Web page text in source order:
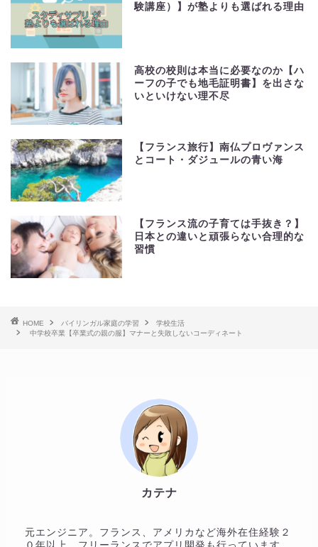
験講座）】が塾よりも選ばれる理由
高校の校則は本当に必要なのか【ハ
ーフの子でも地毛証明書】を出さな
いといけない理不尽
【フランス旅行】南仏プロヴァンス
とコート・ダジュールの青い海
【フランス流の子育ては手抜き？】
日本との違いと頑張らない合理的な
習慣
HOME バイリンガル家庭の学習
学校生活
中学校卒業【卒業式の親の服】マナーと失敗しないコーディネート
カテナ
元エンジニア。フランス、アメリカなど海外在住経験２